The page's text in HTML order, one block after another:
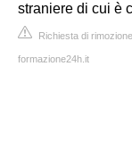
straniere di cui è
Richiesta di
formazione24h.it